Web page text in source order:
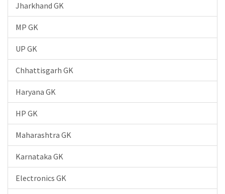
Jharkhand GK
MP GK
UP GK
Chhattisgarh GK
Haryana GK
HP GK
Maharashtra GK
Karnataka GK
Electronics GK